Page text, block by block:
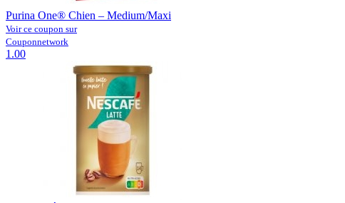
Purina One® Chien – Medium/Maxi
Voir ce coupon sur
Couponnetwork
1.00